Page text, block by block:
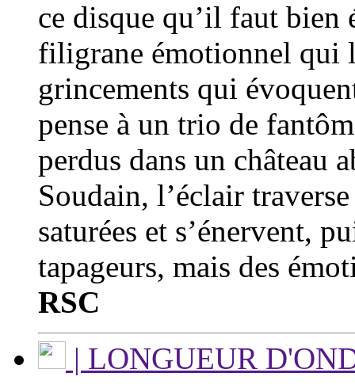
ce disque qu’il faut bien
filigrane émotionnel qui
grincements qui
pense à un trio de
perdus dans un château
Soudain, l’éclair
saturées et s’énervent,
tapageurs, mais des
RSC
| LONGUEUR